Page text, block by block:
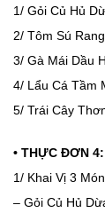
1/ Gỏi Củ Hủ
2/ Tôm Sú
3/ Gà Mái Dầu
4/ Lẩu Cá Tầm
5/ Trái Cây
• THỰC ĐƠN
1/ Khai Vị 3
– Gỏi Củ Hủ